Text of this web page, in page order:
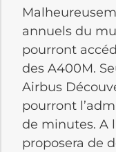
annuels du
pourront
des A400M.
Airbus
pourront
de minutes. A
proposera de